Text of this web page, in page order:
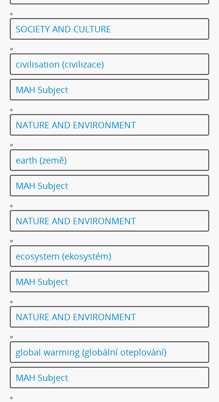
»
SOCIETY AND CULTURE
»
civilisation (civilizace)
MAH Subject
»
NATURE AND ENVIRONMENT
»
earth (země)
MAH Subject
»
NATURE AND ENVIRONMENT
»
ecosystem (ekosystém)
MAH Subject
»
NATURE AND ENVIRONMENT
»
global warming (globální oteplování)
MAH Subject
»